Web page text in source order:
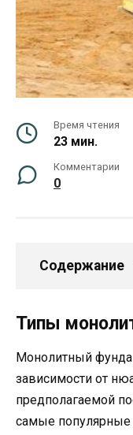
Время чтения
23 мин.
Комментарии
0
Содержание
Типы
Монолитный
зависимости от
предполагаемой
самые